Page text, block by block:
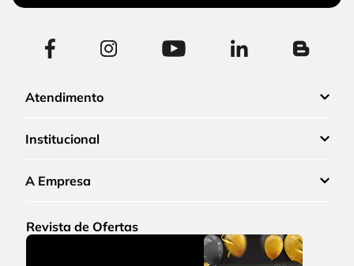
Atendimento
Institucional
A Empresa
Revista de Ofertas